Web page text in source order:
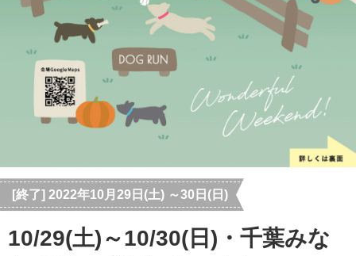
[終了] 2022年10月29日(土) ～30日(日)
10/29(土)～10/30(日)・千葉みな